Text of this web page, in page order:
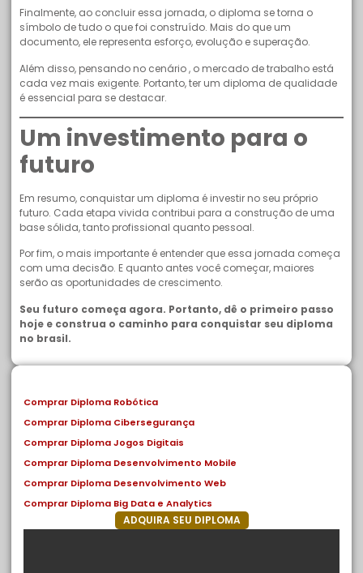
Finalmente, ao concluir essa jornada, o diploma se torna o
símbolo de tudo o que foi construído. Mais do que um
documento, ele representa esforço, evolução e superação.
Além disso, pensando no cenário , o mercado de trabalho está
cada vez mais exigente. Portanto, ter um diploma de qualidade
é essencial para se destacar.
Um investimento para o
futuro
Em resumo, conquistar um diploma é investir no seu próprio
futuro. Cada etapa vivida contribui para a construção de uma
base sólida, tanto profissional quanto pessoal.
Por fim, o mais importante é entender que essa jornada começa
com uma decisão. E quanto antes você começar, maiores
serão as oportunidades de crescimento.
Seu futuro começa agora. Portanto, dê o primeiro passo
hoje e construa o caminho para conquistar seu diploma
no brasil.
Comprar Diploma Robótica
Comprar Diploma Cibersegurança
Comprar Diploma Jogos Digitais
Comprar Diploma Desenvolvimento Mobile
Comprar Diploma Desenvolvimento Web
Comprar Diploma Big Data e Analytics
ADQUIRA SEU DIPLOMA